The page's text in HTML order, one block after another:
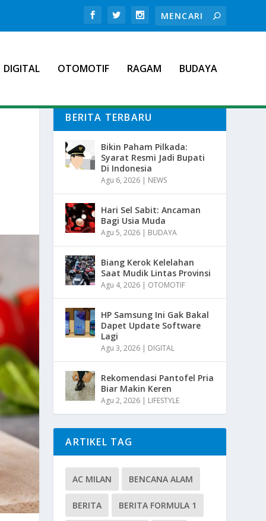
DIGITAL OTOMOTIF RAGAM BUDAYA
BERITA TERBARU
Bikin Paham Pilkada:
Syarat Resmi Jadi Bupati
Di Indonesia
Agu 6, 2026 | NEWS
Hari Sel Sabit: Ancaman
Bagi Usia Muda
Agu 5, 2026 | BUDAYA
Biang Kerok Kelelahan
Saat Mudik Lintas Provinsi
Agu 4, 2026 | OTOMOTIF
HP Samsung Ini Gak Bakal
Dapet Update Software
Lagi
Agu 3, 2026 | DIGITAL
Rekomendasi Pantofel Pria
Biar Makin Keren
Agu 2, 2026 | LIFESTYLE
ARTIKEL TAG
AC MILAN BENCANA ALAM
BERITA BERITA FORMULA 1